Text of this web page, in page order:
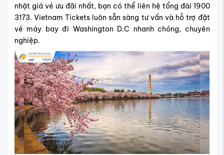
nhật giá vé ưu đãi nhất, bạn có thể liên hệ tổng đài 1900
3173. Vietnam Tickets luôn sẵn sàng tư vấn và hỗ trợ đặt
vé máy bay đi Washington D.C nhanh chóng, chuyên
nghiệp.